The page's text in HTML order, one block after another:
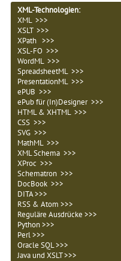
XML-Technologien:
XML >>>
XSLT >>>
XPath >>>
XSL-FO >>>
WordML >>>
SpreadsheetML >>>
PresentationML >>>
ePUB >>>
ePub für (In)Designer >>>
HTML & XHTML >>>
CSS >>>
SVG >>>
MathML >>>
XML Schema >>>
XProc >>>
Schematron >>>
DocBook >>>
DITA >>>
RSS & Atom >>>
Reguläre Ausdrücke >>>
Python >>>
Perl >>>
Oracle SQL >>>
Java und XSLT >>>